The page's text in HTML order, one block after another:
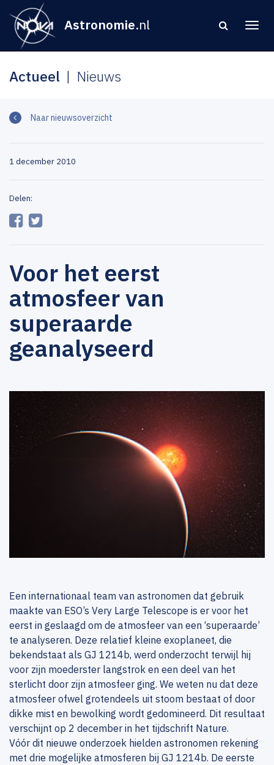
Astronomie.nl
Actueel Nieuws
Naar nieuwsoverzicht
1 december 2010
Delen:
Voor het eerst
atmosfeer van
superaarde
geanalyseerd
Een internationaal team van astronomen dat gebruik
maakte van ESO’s Very Large Telescope is er voor het
eerst in geslaagd om de atmosfeer van een ‘superaarde’
te analyseren. Deze relatief kleine exoplaneet, die
bekendstaat als GJ 1214b, werd onderzocht terwijl hij
voor zijn moederster langstrok en een deel van het
sterlicht door zijn atmosfeer ging. We weten nu dat deze
atmosfeer ofwel grotendeels uit stoom bestaat of door
dikke mist en bewolking wordt gedomineerd. Dit resultaat
verschijnt op 2 december in het tijdschrift Nature.
Vóór dit nieuwe onderzoek hielden astronomen rekening
met drie mogelijke atmosferen bij GJ 1214b. De eerste